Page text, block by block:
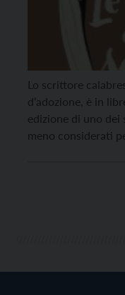
Lo scrittore
d’adozione, è in
edizione di uno dei
meno considerati